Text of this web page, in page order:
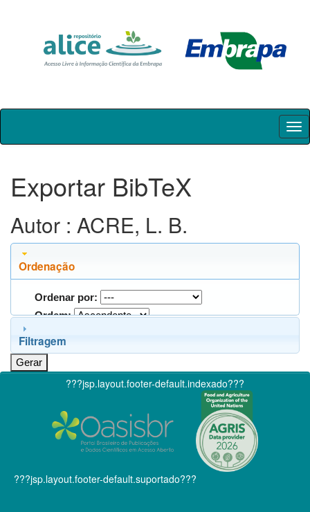
Skip
Exportar BibTeX
Autor : ACRE, L. B.
Ordenação
Ordenar por:
Ordem:
Filtragem
???jsp.layout.footer-default.indexado???
???jsp.layout.footer-default.suportado???